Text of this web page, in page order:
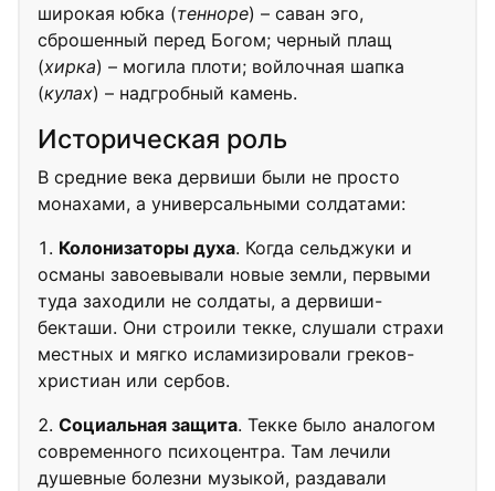
широкая юбка (тенноре) – саван эго,
сброшенный перед Богом; черный плащ
(хирка) – могила плоти; войлочная шапка
(кулах) – надгробный камень.
Историческая роль
В средние века дервиши были не просто
монахами, а универсальными солдатами:
Колонизаторы духа. Когда сельджуки и
османы завоевывали новые земли, первыми
туда заходили не солдаты, а дервиши-
бекташи. Они строили текке, слушали страхи
местных и мягко исламизировали греков-
христиан или сербов.
Социальная защита. Текке было аналогом
современного психоцентра. Там лечили
душевные болезни музыкой, раздавали